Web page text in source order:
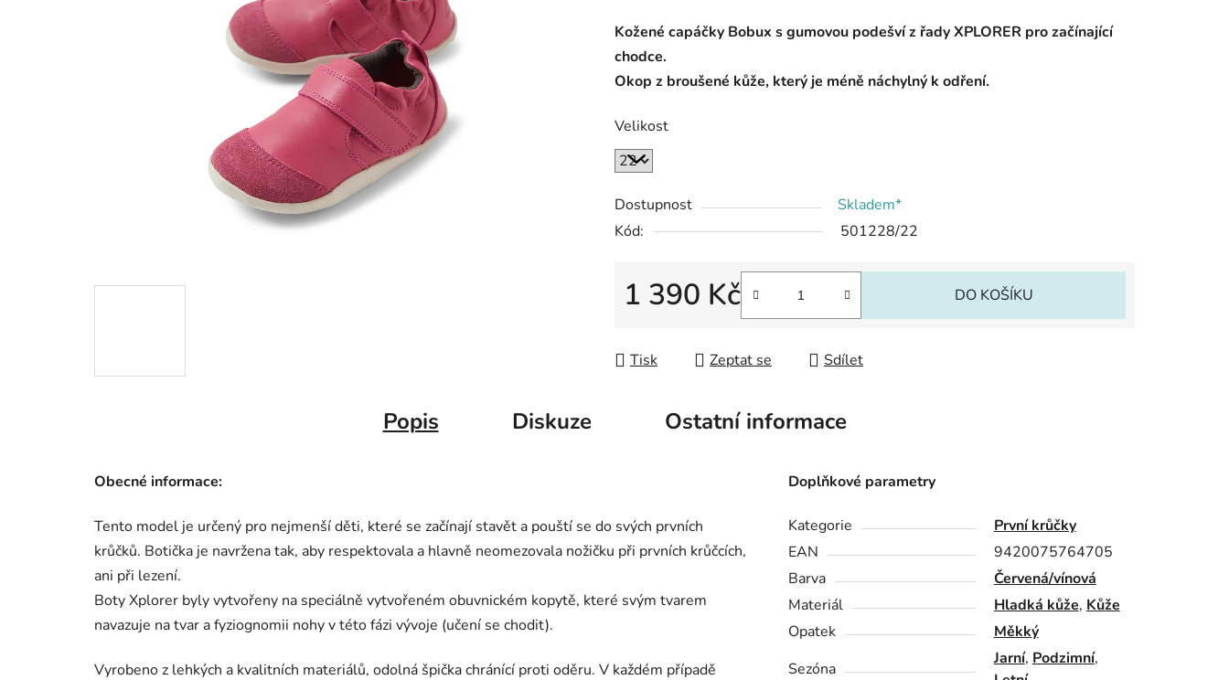
Kožené capáčky Bobux s gumovou podešví z řady XPLORER pro začínající
chodce.
Okop z broušené kůže, který je méně náchylný k odření.
Velikost
Dostupnost
Skladem*
Kód:
501228/22
1 390 Kč DO KOŠÍKU
Tisk Zeptat se Sdílet
Popis Diskuze Ostatní informace
Obecné informace:
Tento model je určený pro nejmenší děti, které se začínají stavět a pouští se do svých prvních
krůčků. Botička je navržena tak, aby respektovala a hlavně neomezovala nožičku při prvních krůčcích,
ani při lezení.
Boty Xplorer byly vytvořeny na speciálně vytvořeném obuvnickém kopytě, které svým tvarem
navazuje na tvar a fyziognomii nohy v této fázi vývoje (učení se chodit).
Vyrobeno z lehkých a kvalitních materiálů, odolná špička chránící proti oděru. V každém případě
Doplňkové parametry
Kategorie
První krůčky
EAN
9420075764705
Barva
Červená/vínová
Materiál
Hladká kůže, Kůže
Opatek
Měkký
Sezóna
Jarní, Podzimní,